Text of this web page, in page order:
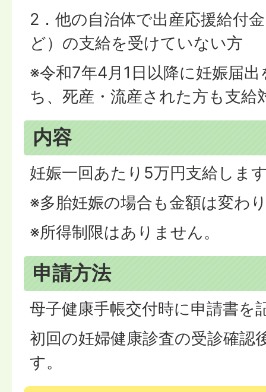
2．他の自治体で出産応援給付
ど）の支給を受けていない方
※令和7年4月1日以降に妊娠届
ち、死産・流産された方も支給
内容
妊娠一回あたり5万円支給しま
※多胎妊娠の場合も金額は変わ
※所得制限はありません。
申請方法
母子健康手帳交付時に申請書を
初回の妊婦健康診査の受診確認
す。